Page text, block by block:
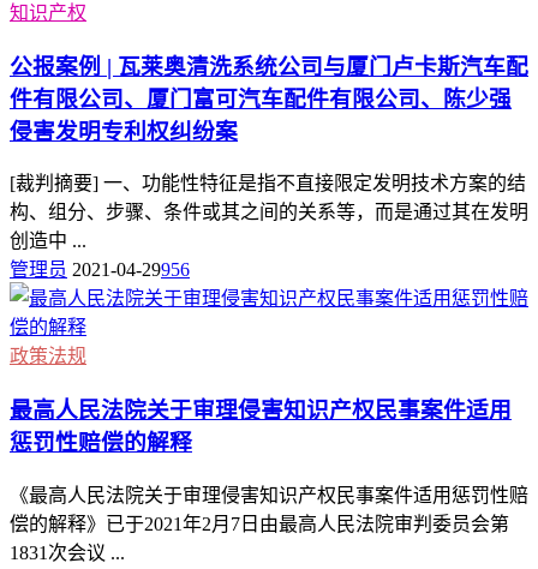
知识产权
公报案例 | 瓦莱奥清洗系统公司与厦门卢卡斯汽车配
件有限公司、厦门富可汽车配件有限公司、陈少强
侵害发明专利权纠纷案
[裁判摘要] 一、功能性特征是指不直接限定发明技术方案的结
构、组分、步骤、条件或其之间的关系等，而是通过其在发明
创造中 ...
管理员 2021-04-29956
政策法规
最高人民法院关于审理侵害知识产权民事案件适用
惩罚性赔偿的解释
《最高人民法院关于审理侵害知识产权民事案件适用惩罚性赔
偿的解释》已于2021年2月7日由最高人民法院审判委员会第
1831次会议 ...